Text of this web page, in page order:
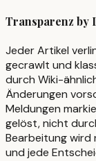
Transparenz by
Jeder Artikel
gecrawlt und
durch Wiki-
Änderungen
Meldungen
gelöst, nicht
Bearbeitung wird
und jede